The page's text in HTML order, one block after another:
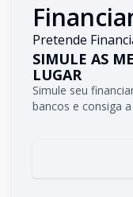
Pretende
SIMULE AS
LUGAR
Simule seu
bancos e consiga